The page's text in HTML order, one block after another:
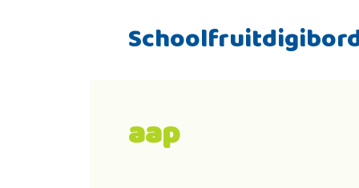
aap